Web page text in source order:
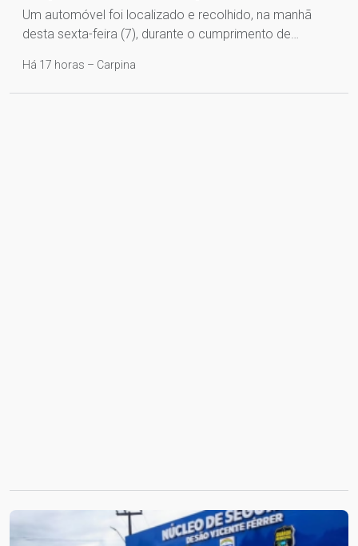
Um automóvel foi localizado e recolhido, na manhã
desta sexta-feira (7), durante o cumprimento de…
Há 17 horas – Carpina